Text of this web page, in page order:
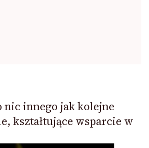
nic innego jak kolejne
kształtujące wsparcie w